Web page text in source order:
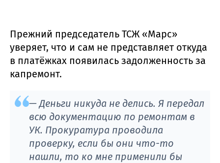
Прежний председатель ТСЖ «Марс»
уверяет, что и сам не представляет откуда
в платёжках появилась задолженность за
капремонт.
— Деньги никуда не делись. Я передал
всю документацию по ремонтам в
УК. Прокуратура проводила
проверку, если бы они что-то
нашли, то ко мне применили бы